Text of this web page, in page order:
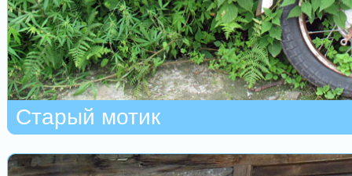
Старый мотик